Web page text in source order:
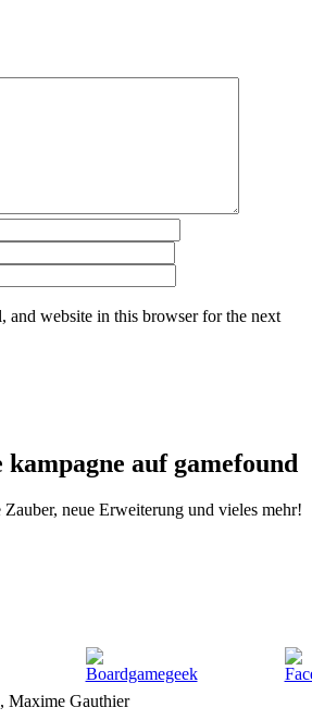
and website in this browser for the next
auf gamefound
neue Erweiterung und vieles mehr!
Maxime Gauthier